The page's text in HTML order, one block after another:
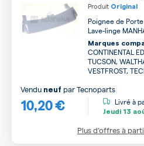
Produit Original
Poignee de
Lave-linge
Marques
CONTINENTAL
TUCSON,
VESTFROST,
10,20 €
Vendu neuf parTecnoparts
Livré à
Jeudi 13
Plus d’offres à